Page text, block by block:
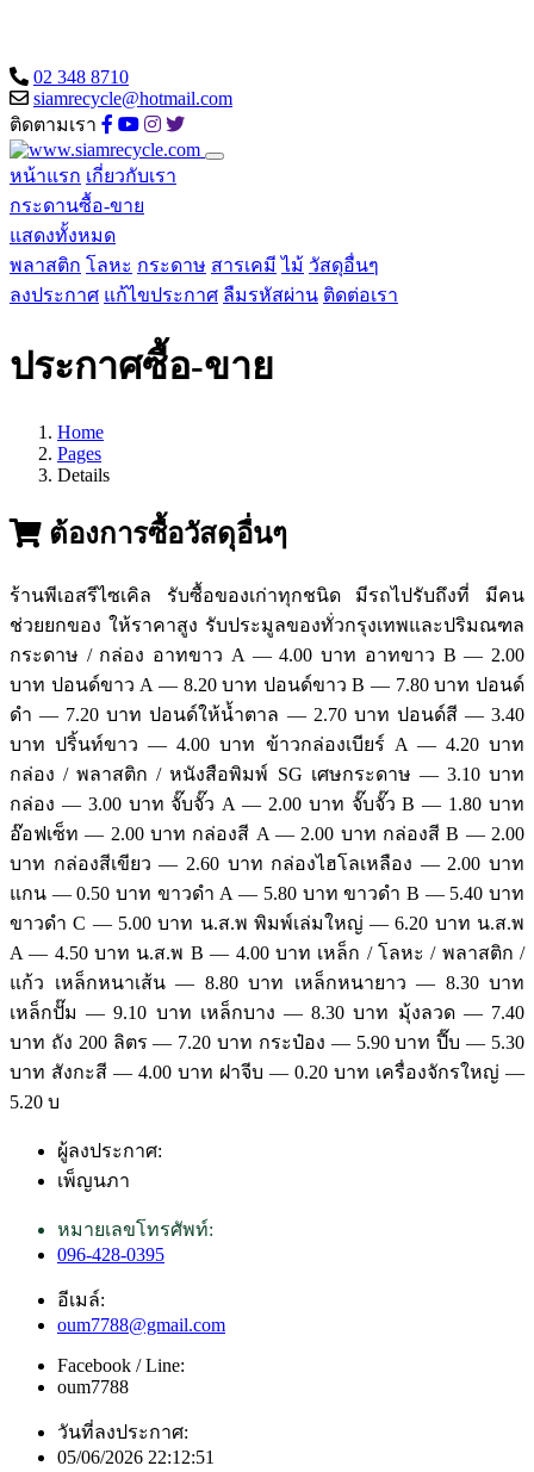
02 348 8710
siamrecycle@hotmail.com
ติดตามเรา
หน้าแรก เกี่ยวกับเรา
กระดานซื้อ-ขาย
แสดงทั้งหมด
พลาสติก โลหะ กระดาษ สารเคมี ไม้ วัสดุอื่นๆ
ลงประกาศ แก้ไขประกาศ ลืมรหัสผ่าน ติดต่อเรา
ประกาศซื้อ-ขาย
Home
Pages
Details
ต้องการซื้อวัสดุอื่นๆ
ร้านพีเอสรีไซเคิล รับซื้อของเก่าทุกชนิด มีรถไปรับถึงที่ มีคน
ช่วยยกของ ให้ราคาสูง รับประมูลของทั่วกรุงเทพและปริมณฑล
กระดาษ / กล่อง อาทขาว A — 4.00 บาท อาทขาว B — 2.00
บาท ปอนด์ขาว A — 8.20 บาท ปอนด์ขาว B — 7.80 บาท ปอนด์
ดำ — 7.20 บาท ปอนด์ให้น้ำตาล — 2.70 บาท ปอนด์สี — 3.40
บาท ปริ้นท์ขาว — 4.00 บาท ข้าวกล่องเบียร์ A — 4.20 บาท
กล่อง / พลาสติก / หนังสือพิมพ์ SG เศษกระดาษ — 3.10 บาท
กล่อง — 3.00 บาท จั๊บจั๊ว A — 2.00 บาท จั๊บจั๊ว B — 1.80 บาท
อ๊อฟเซ็ท — 2.00 บาท กล่องสี A — 2.00 บาท กล่องสี B — 2.00
บาท กล่องสีเขียว — 2.60 บาท กล่องไฮโลเหลือง — 2.00 บาท
แกน — 0.50 บาท ขาวดำ A — 5.80 บาท ขาวดำ B — 5.40 บาท
ขาวดำ C — 5.00 บาท น.ส.พ พิมพ์เล่มใหญ่ — 6.20 บาท น.ส.พ
A — 4.50 บาท น.ส.พ B — 4.00 บาท เหล็ก / โลหะ / พลาสติก /
แก้ว เหล็กหนาเส้น — 8.80 บาท เหล็กหนายาว — 8.30 บาท
เหล็กปั๊ม — 9.10 บาท เหล็กบาง — 8.30 บาท มุ้งลวด — 7.40
บาท ถัง 200 ลิตร — 7.20 บาท กระป๋อง — 5.90 บาท ปี๊บ — 5.30
บาท สังกะสี — 4.00 บาท ฝาจีบ — 0.20 บาท เครื่องจักรใหญ่ —
5.20 บ
ผู้ลงประกาศ:
เพ็ญนภา
หมายเลขโทรศัพท์:
096-428-0395
อีเมล์:
oum7788@gmail.com
Facebook / Line:
oum7788
วันที่ลงประกาศ:
05/06/2026 22:12:51